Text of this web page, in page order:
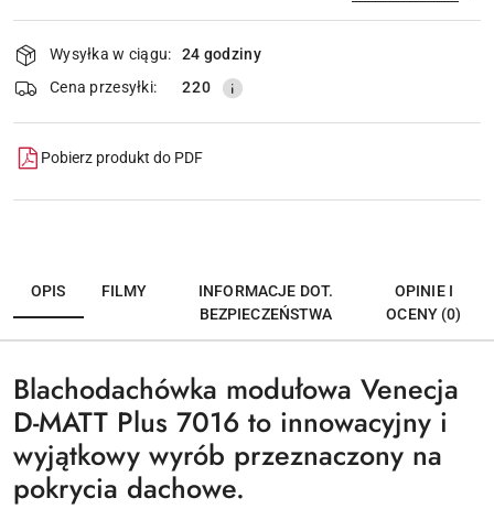
Wyślij
Dostępność
i
dostawa
Wysyłka w ciągu:
24 godziny
Cena przesyłki:
220
Pobierz produkt do PDF
OPIS FILMY
INFORMACJE DOT.
BEZPIECZEŃSTWA
OPINIE I
OCENY (0)
Blachodachówka modułowa Venecja
D-MATT Plus 7016 to innowacyjny i
wyjątkowy wyrób przeznaczony na
pokrycia dachowe.